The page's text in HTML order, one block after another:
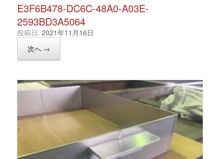
E3F6B478-DC6C-48A0-A03E-
2593BD3A5064
投稿日: 2021年11月16日
次へ →